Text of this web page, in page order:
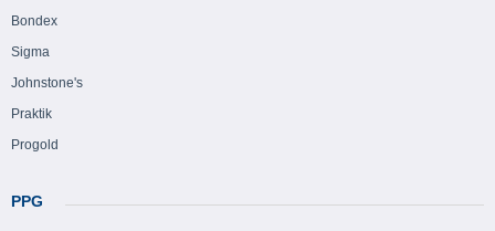
Bondex
Sigma
Johnstone's
Praktik
Progold
PPG